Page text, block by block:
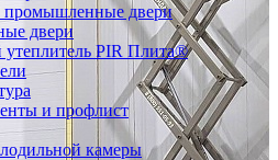
промышленные двери
двери
PIR Плита®
и профлист
камеры